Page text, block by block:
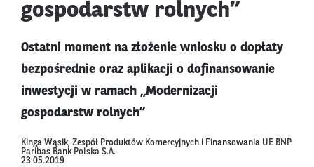
gospodarstw rolnych”
Ostatni moment na złożenie wniosku o dopłaty
bezpośrednie oraz aplikacji o dofinansowanie
inwestycji w ramach „Modernizacji
gospodarstw rolnych”
Kinga Wąsik, Zespół Produktów Komercyjnych i Finansowania UE BNP
Paribas Bank Polska S.A.
23.05.2019